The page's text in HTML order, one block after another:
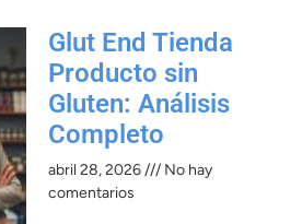
Glut End Tienda
Producto sin
Gluten: Análisis
Completo
abril 28, 2026
No hay
comentarios